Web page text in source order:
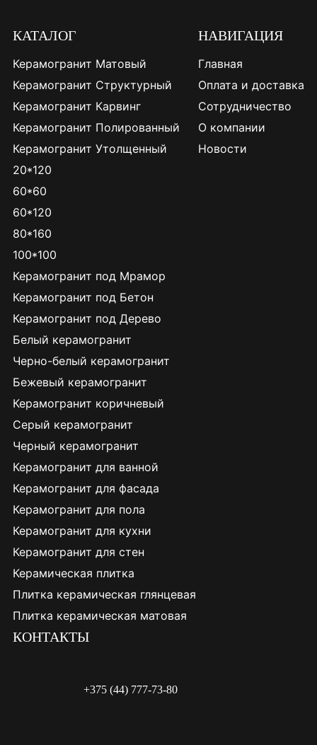
КАТАЛОГ
Керамогранит Матовый
Керамогранит Структурный
Керамогранит Карвинг
Керамогранит Полированный
Керамогранит Утолщенный
20*120
60*60
60*120
80*160
100*100
Керамогранит под Мрамор
Керамогранит под Бетон
Керамогранит под Дерево
Белый керамогранит
Черно-белый керамогранит
Бежевый керамогранит
Керамогранит коричневый
Серый керамогранит
Черный керамогранит
Керамогранит для ванной
Керамогранит для фасада
Керамогранит для пола
Керамогранит для кухни
Керамогранит для стен
Керамическая плитка
Плитка керамическая глянцевая
Плитка керамическая матовая
НАВИГАЦИЯ
Главная
Оплата и доставка
Сотрудничество
О компании
Новости
КОНТАКТЫ
+375 (44) 777-73-80